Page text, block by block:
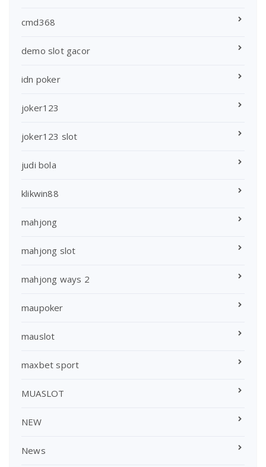
cmd368
demo slot gacor
idn poker
joker123
joker123 slot
judi bola
klikwin88
mahjong
mahjong slot
mahjong ways 2
maupoker
mauslot
maxbet sport
MUASLOT
NEW
News